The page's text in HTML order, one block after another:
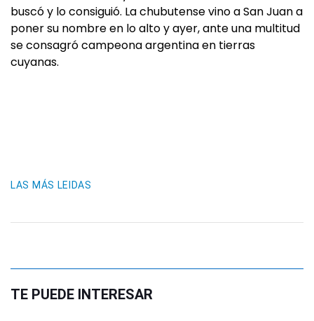
buscó y lo consiguió. La chubutense vino a San Juan a
poner su nombre en lo alto y ayer, ante una multitud
se consagró campeona argentina en tierras
cuyanas.
LAS MÁS LEIDAS
TE PUEDE INTERESAR